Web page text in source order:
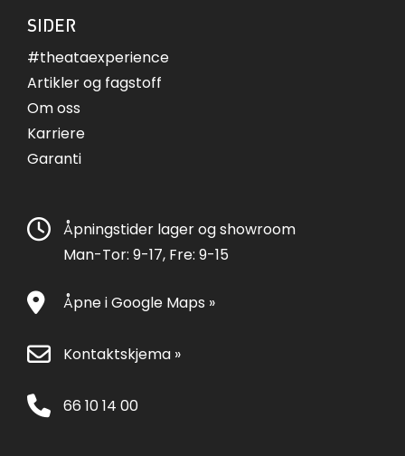
SIDER
#theataexperience
Artikler og fagstoff
Om oss
Karriere
Garanti
Åpningstider lager og showroom
Man-Tor: 9-17, Fre: 9-15
Åpne i Google Maps »
Kontaktskjema »
66 10 14 00